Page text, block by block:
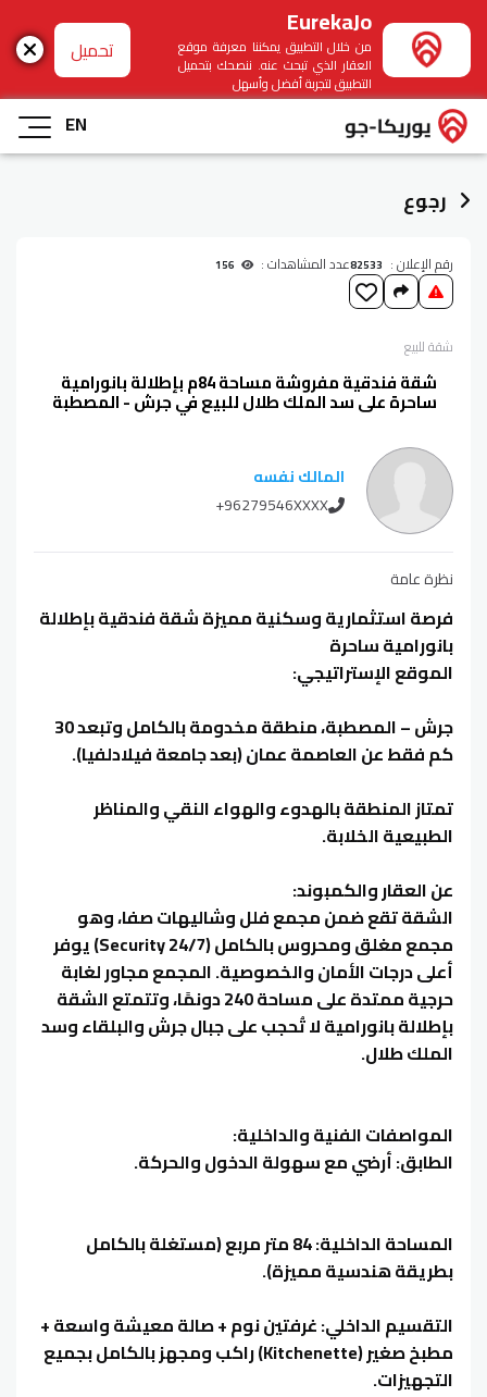
EurekaJo
من خلال التطبيق يمكننا معرفة موقع
العقار الذي تبحث عنه. ننصحك بتحميل
التطبيق لتجربة أفضل وأسهل
تحميل
EN
رجوع
رقم الإعلان : 82533عدد المشاهدات :
شقةللبيع
شقة فندقية مفروشة مساحة 84م بإطلالة بانورامية
ساحرة على سد الملك طلال للبيع في جرش - المصطبة
المالك نفسه
+96279546XXXX
نظرة عامة
فرصة استثمارية وسكنية مميزة شقة فندقية بإطلالة
بانورامية ساحرة
الموقع الإستراتيجي:
جرش – المصطبة، منطقة مخدومة بالكامل وتبعد 30
كم فقط عن العاصمة عمان (بعد جامعة فيلادلفيا).
تمتاز المنطقة بالهدوء والهواء النقي والمناظر
الطبيعية الخلابة.
عن العقار والكمبوند:
الشقة تقع ضمن مجمع فلل وشاليهات صفا، وهو
مجمع مغلق ومحروس بالكامل (Security 24/7) يوفر
أعلى درجات الأمان والخصوصية. المجمع مجاور لغابة
حرجية ممتدة على مساحة 240 دونمًا، وتتمتع الشقة
بإطلالة بانورامية لا تُحجب على جبال جرش والبلقاء وسد
الملك طلال.
المواصفات الفنية والداخلية:
الطابق: أرضي مع سهولة الدخول والحركة.
المساحة الداخلية: 84 متر مربع (مستغلة بالكامل
بطريقة هندسية مميزة).
التقسيم الداخلي: غرفتين نوم + صالة معيشة واسعة +
مطبخ صغير (Kitchenette) راكب ومجهز بالكامل بجميع
التجهيزات.